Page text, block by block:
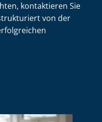
kontaktieren Sie
von der